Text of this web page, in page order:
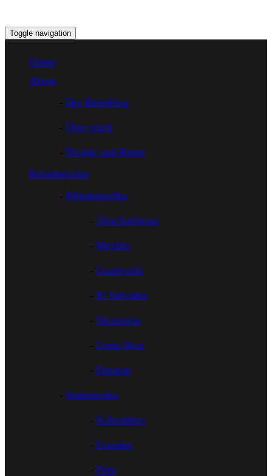
Toggle navigation
Home
About
Der Reiseblog
Über mich
Projekt und Route
Reiseberichte
Mittelamerika
Abschiedstour
Mexiko
Guatemala
El Salvador
Nicaragua
Costa Rica
Panama
Südamerika
Kolumbien
Ecuador
Peru